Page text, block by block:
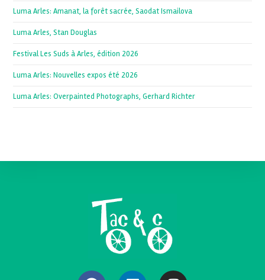
Luma Arles: Amanat, la forêt sacrée, Saodat Ismailova
Luma Arles, Stan Douglas
Festival Les Suds à Arles, édition 2026
Luma Arles: Nouvelles expos été 2026
Luma Arles: Overpainted Photographs, Gerhard Richter